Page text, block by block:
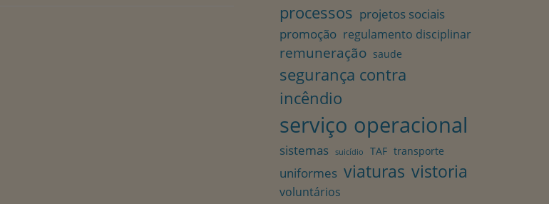
processos projetos sociais
promoção regulamento disciplinar
remuneração saude
segurança contra
incêndio
serviço operacional
sistemas suicídio TAF transporte
uniformes viaturas vistoria
voluntários